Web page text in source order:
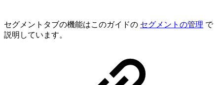
セグメントタブの機能はこのガイドの セグメントの管理 で
説明しています。